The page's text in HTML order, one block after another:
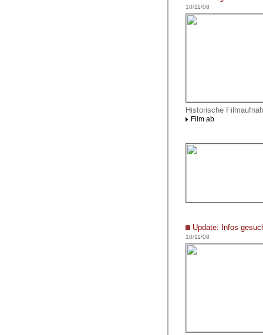
10/11/08
Historische
Film ab
Update: Infos
10/11/08